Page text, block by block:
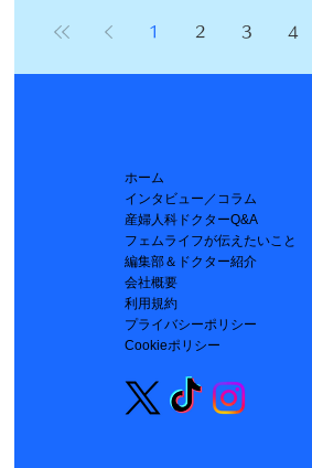
1 2 3 4
ホーム
インタビュー／コラム
産婦人科ドクターQ&A
フェムライフが伝えたいこと
編集部＆ドクター紹介
会社概要
利用規約
プライバシーポリシー
Cookieポリシー